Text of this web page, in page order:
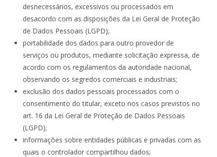
desnecessários, excessivos ou processados em
desacordo com as disposições da Lei Geral de Proteção
de Dados Pessoais (LGPD);
portabilidade dos dados para outro provedor de
serviços ou produtos, mediante solicitação expressa, de
acordo com os regulamentos da autoridade nacional,
observando os segredos comerciais e industriais;
exclusão dos dados pessoais processados com o
consentimento do titular, exceto nos casos previstos no
art. 16 da Lei Geral de Proteção de Dados Pessoais
(LGPD);
informações sobre entidades públicas e privadas com as
quais o controlador compartilhou dados;